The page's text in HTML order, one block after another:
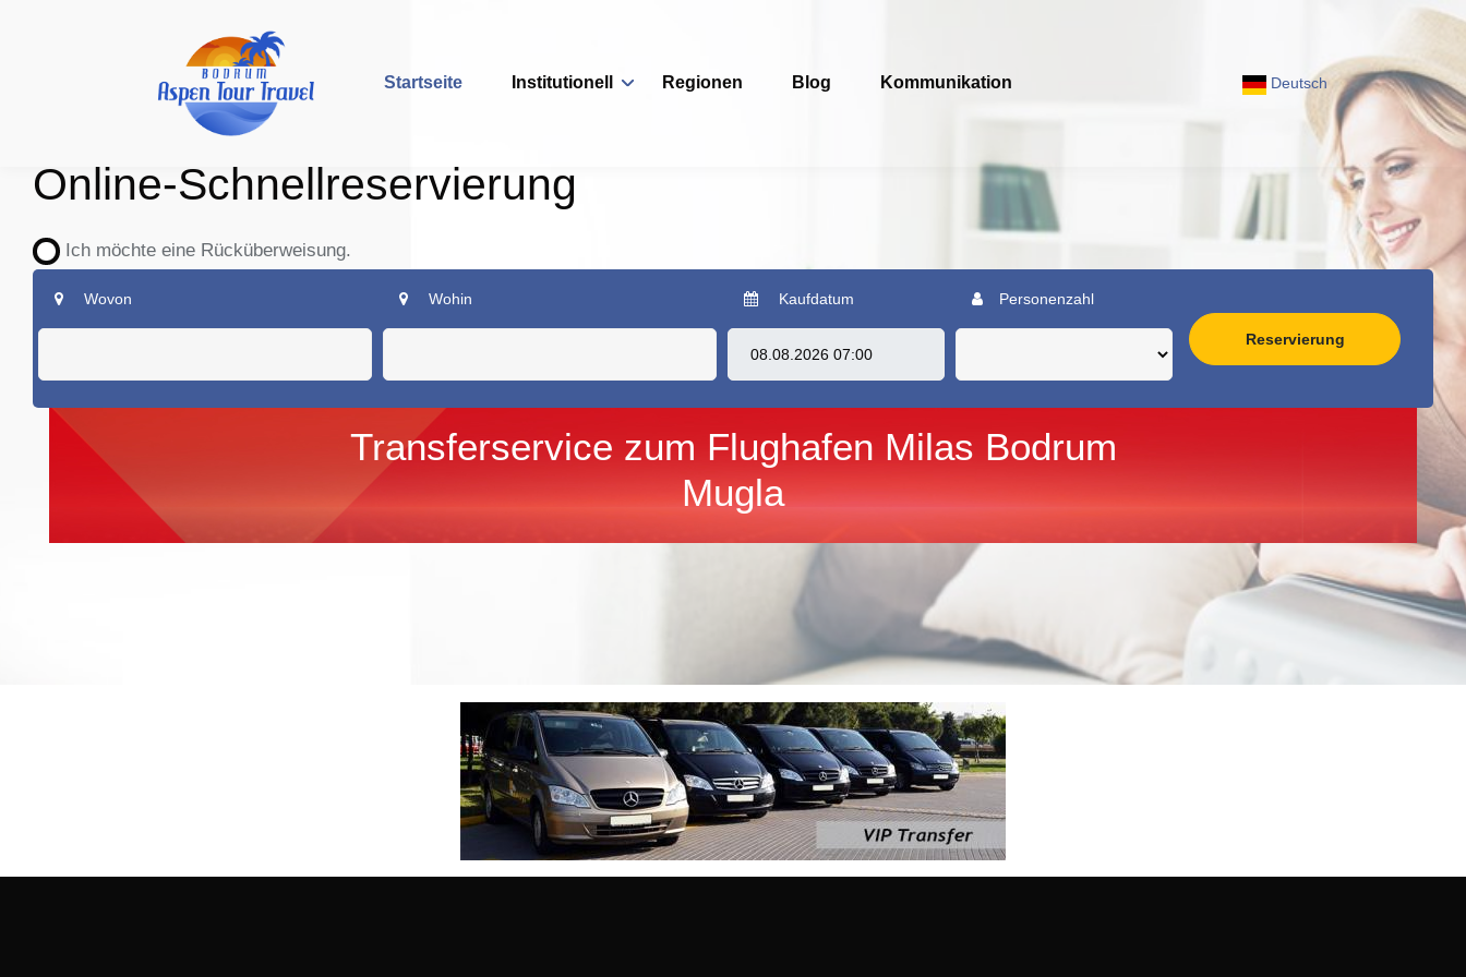
Startseite Institutionell Regionen Blog Kommunikation Deutsch
Online-Schnellreservierung
Ich möchte eine Rücküberweisung.
Wovon Wohin Kaufdatum Personenzahl
Reservierung
Transferservice zum Flughafen Milas Bodrum
Mugla